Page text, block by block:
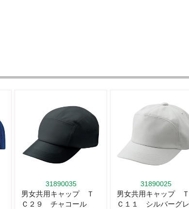
31890035
男女共用キャップ Ｔ
Ｃ２９ チャコール
31890025
男女共用キャップ Ｔ
Ｃ１１ シルバーグレ